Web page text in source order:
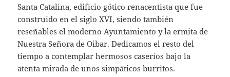
Santa Catalina, edificio gótico renacentista que fue
construido en el siglo XVI, siendo también
reseñables el moderno Ayuntamiento y la ermita de
Nuestra Señora de Oibar. Dedicamos el resto del
tiempo a contemplar hermosos caseríos bajo la
atenta mirada de unos simpáticos burritos.